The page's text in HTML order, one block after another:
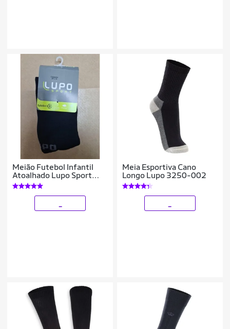
Meião Futebol Infantil
Atoalhado Lupo Sport
2810.
Meia Esportiva Cano
Longo Lupo 3250-002